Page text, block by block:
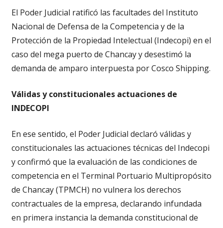
El Poder Judicial ratificó las facultades del Instituto
Nacional de Defensa de la Competencia y de la
Protección de la Propiedad Intelectual (Indecopi) en el
caso del mega puerto de Chancay y desestimó la
demanda de amparo interpuesta por Cosco Shipping.
Válidas y constitucionales actuaciones de
INDECOPI
En ese sentido, el Poder Judicial declaró válidas y
constitucionales las actuaciones técnicas del Indecopi
y confirmó que la evaluación de las condiciones de
competencia en el Terminal Portuario Multipropósito
de Chancay (TPMCH) no vulnera los derechos
contractuales de la empresa, declarando infundada
en primera instancia la demanda constitucional de